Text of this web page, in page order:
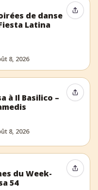
de danse
Latina
8, 2026
à Il Basilico –
8, 2026
du Week-
54